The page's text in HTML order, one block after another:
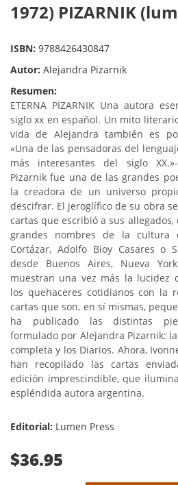
1972) PIZARNIK
ISBN: 9788426430847
Autor: Alejandra Pizarnik
Resumen:
ETERNA PIZARNIK Una autora
siglo xx en español. Un mito
vida de Alejandra también es
«Una de las pensadoras del
más interesantes del siglo
Pizarnik fue una de las grandes
la creadora de un universo
descifrar. El jeroglífico de su obra
cartas que escribió a sus
grandes nombres de la cultura
Cortázar, Adolfo Bioy Casares o
desde Buenos Aires, Nueva
muestran una vez más la lucidez
los quehaceres cotidianos con la
cartas que son, en sí mismas,
ha publicado las distintas
formulado por Alejandra Pizarnik:
completa y los Diarios. Ahora,
han recopilado las cartas
edición imprescindible, que
espléndida autora argentina.
Editorial: Lumen Press
$36.95